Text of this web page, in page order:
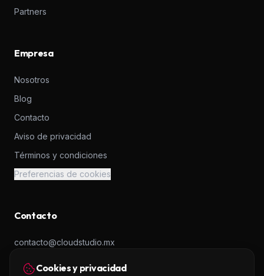
Partners
Empresa
Nosotros
Blog
Contacto
Aviso de privacidad
Términos y condiciones
Preferencias de cookies
Contacto
contacto@cloudstudio.mx
+52 56 2438 6865
Cookies y privacidad